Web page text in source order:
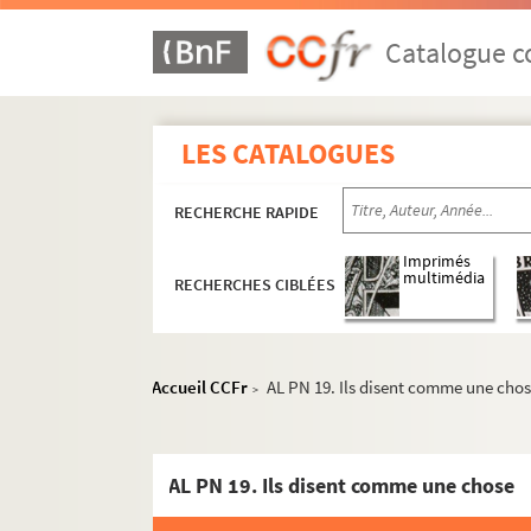
Catalogue
LES CATALOGUES
RECHERCHE RAPIDE
RECHERCHES CIBLÉES
Imprimés
multimédia
Accueil CCFr > AL PN 19. Ils disent comme une
AL PN 19. Ils disent comme une chose
AL PN 1 - AL PN 260. Propos d'un Normand
AL PN 2. J'ai connu un homme qui s'écriait
AL PN 3. L'excellent Théodore, après son